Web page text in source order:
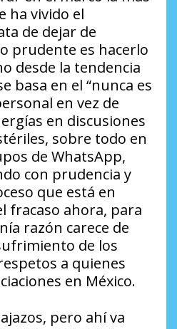
ha vivido el
de dejar de
prudente es hacerlo
desde la tendencia
basa en el “nunca es
en vez de
en discusiones
sobre todo en
de WhatsApp,
con prudencia y
que está en
fracaso ahora, para
razón carece de
de los
a quienes
en México.
pero ahí va